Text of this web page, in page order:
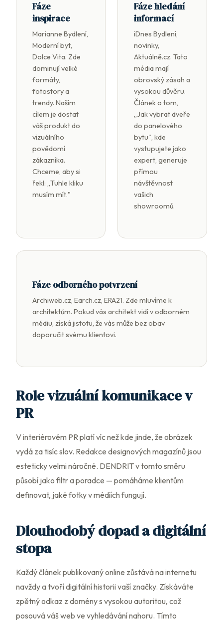
Fáze
inspirace
Marianne Bydlení,
Moderní byt,
Dolce Vita. Zde
dominují velké
formáty,
fotostory a
trendy. Naším
cílem je dostat
váš produkt do
vizuálního
povědomí
zákazníka.
Chceme, aby si
řekl: „Tuhle kliku
musím mít."
Fáze hledání
informací
iDnes Bydlení,
novinky,
Aktuálně.cz. Tato
média mají
obrovský zásah a
vysokou důvěru.
Článek o tom,
„Jak vybrat dveře
do panelového
bytu", kde
vystupujete jako
expert, generuje
přímou
návštěvnost
vašich
showroomů.
Fáze odborného potvrzení
Archiweb.cz, Earch.cz, ERA21. Zde mluvíme k
architektům. Pokud vás architekt vidí v odborném
médiu, získá jistotu, že vás může bez obav
doporučit svému klientovi.
Role vizuální komunikace v
PR
V interiérovém PR platí víc než kde jinde, že obrázek
vydá za tisíc slov. Redakce designových magazínů jsou
esteticky velmi náročné. DENDRIT v tomto směru
působí jako filtr a poradce — pomáháme klientům
definovat, jaké fotky v médiích fungují.
Dlouhodobý dopad a digitální
stopa
Každý článek publikovaný online zůstává na internetu
navždy a tvoří digitální historii vaší značky. Získáváte
zpětný odkaz z domény s vysokou autoritou, což
posouvá váš web ve vyhledávání nahoru. Tímto